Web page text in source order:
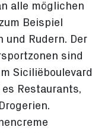
alle möglichen
Beispiel
und Rudern. Der
sind
Siciliëboulevard
Restaurants,